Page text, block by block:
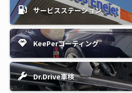
サービスステーション
KeePerコーティング
Dr.Drive車検